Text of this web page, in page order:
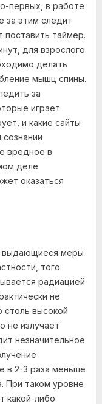
первых, в работе
за этим следит
таймер.
для взрослого
делать
мышц спины.
за
играет
и какие сайты
вредное в
деле
оказаться
выдающиеся меры
того
радиацией
не
столь высокой
не излучает
незначительное
в 2-3 раза меньше
При таком уровне
какой-либо